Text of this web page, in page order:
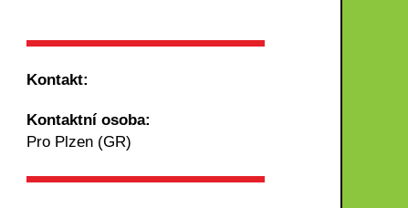
Kontakt:
Kontaktní osoba:
Pro Plzen (GR)